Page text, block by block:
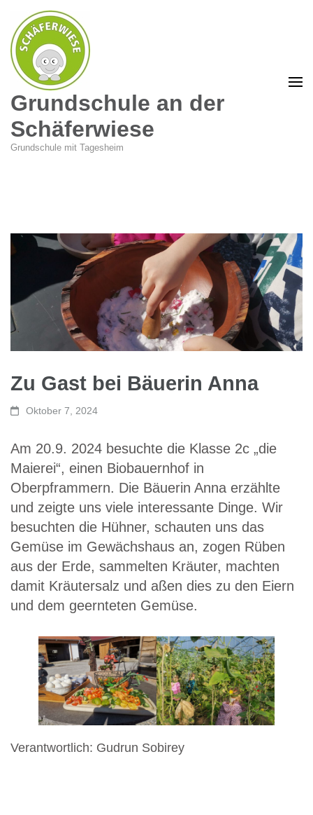
Grundschule an der
Schäferwiese
Grundschule mit Tagesheim
Zu Gast bei Bäuerin Anna
Oktober 7, 2024
Am 20.9. 2024 besuchte die Klasse 2c „die
Maierei“, einen Biobauernhof in
Oberpframmern. Die Bäuerin Anna erzählte
und zeigte uns viele interessante Dinge. Wir
besuchten die Hühner, schauten uns das
Gemüse im Gewächshaus an, zogen Rüben
aus der Erde, sammelten Kräuter, machten
damit Kräutersalz und aßen dies zu den Eiern
und dem geernteten Gemüse.
Verantwortlich: Gudrun Sobirey